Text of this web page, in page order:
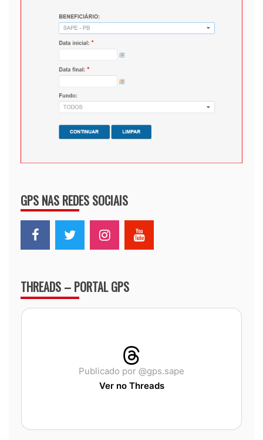
GPS NAS REDES SOCIAIS
THREADS – PORTAL GPS
Publicado por @gps.sape
Ver no Threads